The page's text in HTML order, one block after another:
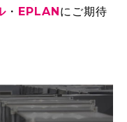
・ EPLAN にご期待